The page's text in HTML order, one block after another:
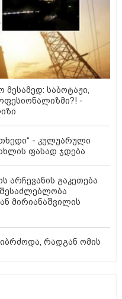
საბოტაჟი,
-
- კულუარული
ფასად ჯდება
არჩევანის გაკეთება
შესაძლებლობა
მირიანაშვილის
რადგან ომის